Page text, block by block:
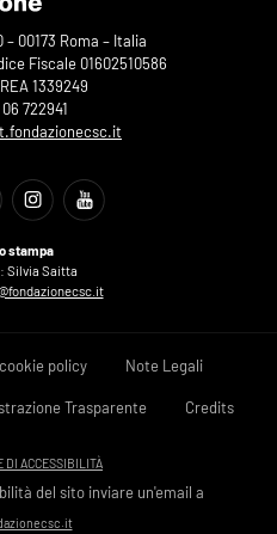
– 00173 Roma – Italia
Fiscale 01602510586
1339249
722941
stampa
Silvia Saitta
policy Note Legali
Trasparente Credits
DI ACCESSIBILITÀ
del sito inviare un'email a